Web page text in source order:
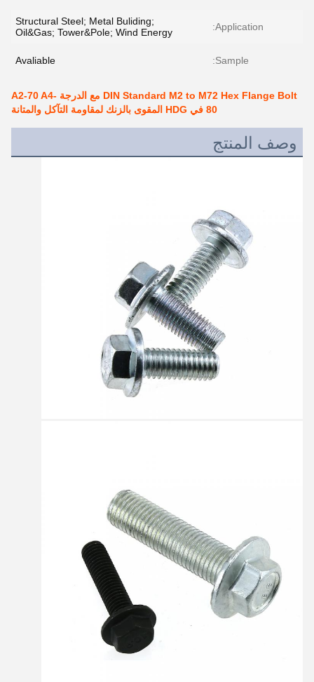
Application:
Structural Steel; Metal Buliding;
Oil&Gas; Tower&Pole; Wind Energy
Sample:
Avaliable
DIN Standard M2 to M72 Hex Flange Bolt مع الدرجة A2-70 A4-
80 في HDG المقوى بالزنك لمقاومة التآكل والمتانة
وصف المنتج